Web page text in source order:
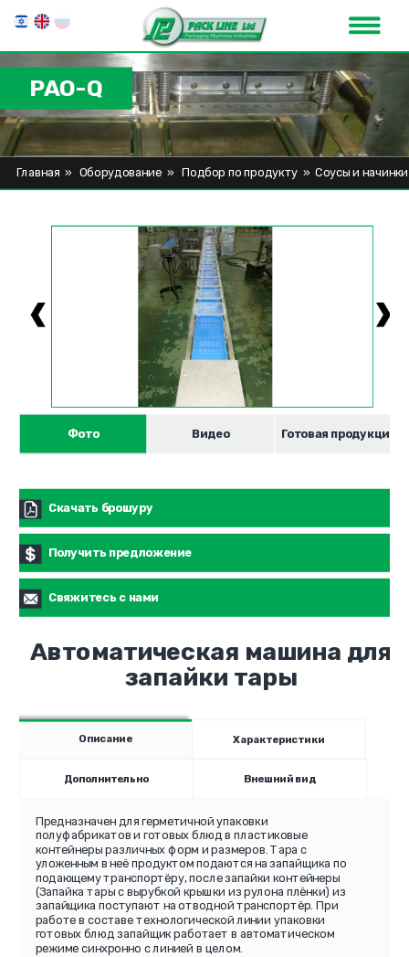
PAO-Q
Главная » Оборудование » Подбор по продукту »Соусы и начинки
Фото Видео Готовая продукция
Скачать брошуру
Получить предложение
Свяжитесь с нами
Автоматическая машина для
запайки тары
Описание Характеристики
Дополнительно Внешний вид
Предназначен для герметичной упаковки
полуфабрикатов и готовых блюд в пластиковые
контейнеры различных форм и размеров. Тара с
уложенным в неё продуктом подаются на запайщика по
подающему транспортёру, после запайки контейнеры
(Запайка тары с вырубкой крышки из рулона плёнки) из
запайщика поступают на отводной транспортёр. При
работе в составе технологической линии упаковки
готовых блюд запайщик работает в автоматическом
режиме синхронно с линией в целом.